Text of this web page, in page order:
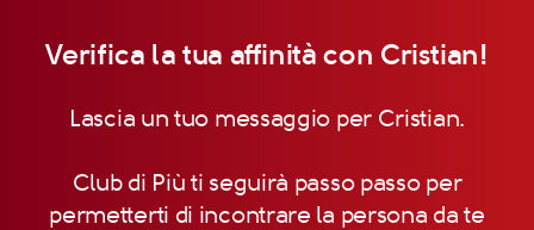
Verifica la tua affinità con Cristian!
Lascia un tuo messaggio per Cristian.
Club di Più ti seguirà passo passo per
permetterti di incontrare la persona da te